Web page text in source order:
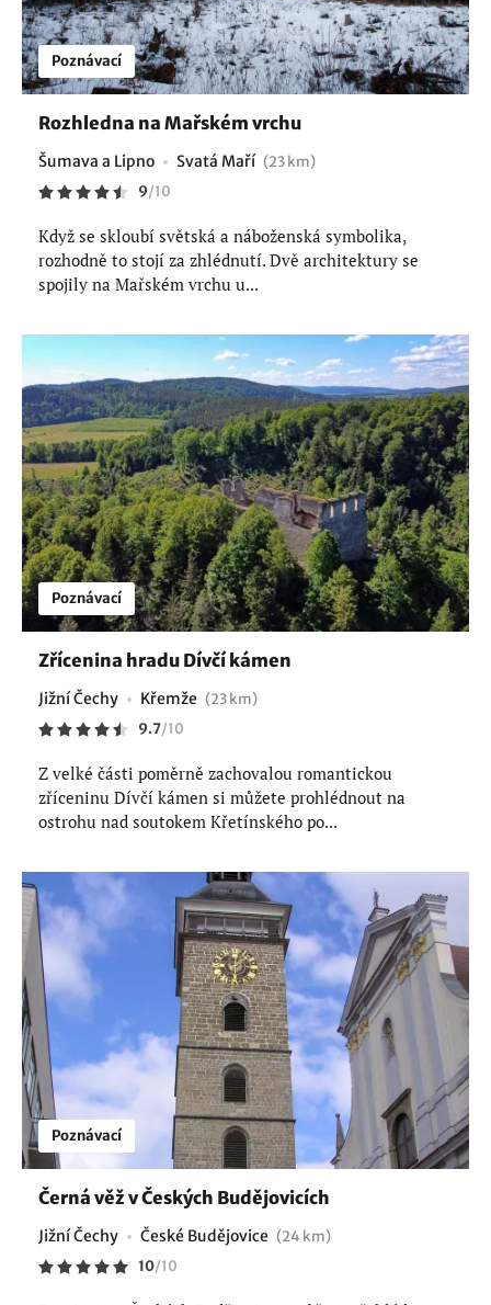
Poznávací
Rozhledna na Mařském vrchu
Šumava a Lipno Svatá Maří (23 km)
9/10
Když se skloubí světská a náboženská symbolika,
rozhodně to stojí za zhlédnutí. Dvě architektury se
spojily na Mařském vrchu u...
Poznávací
Zřícenina hradu Dívčí kámen
Jižní Čechy Křemže (23 km)
9.7/10
Z velké části poměrně zachovalou romantickou
zříceninu Dívčí kámen si můžete prohlédnout na
ostrohu nad soutokem Křetínského po...
Poznávací
Černá věž v Českých Budějovicích
Jižní Čechy České Budějovice (24 km)
10/10